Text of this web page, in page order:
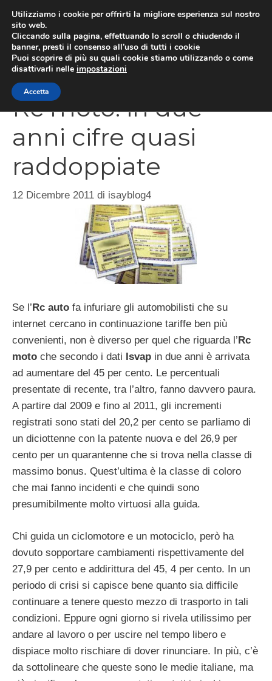
contenuto
Rc moto: in due
anni cifre quasi
raddoppiate
12 Dicembre 2011 di isayblog4
Se l’ Rc auto fa infuriare gli automobilisti che su
internet cercano in continuazione tariffe ben più
convenienti, non è diverso per quel che riguarda l’ Rc
moto che secondo i dati Isvap in due anni è arrivata
ad aumentare del 45 per cento. Le percentuali
presentate di recente, tra l’altro, fanno davvero paura.
A partire dal 2009 e fino al 2011, gli incrementi
registrati sono stati del 20,2 per cento se parliamo di
un diciottenne con la patente nuova e del 26,9 per
cento per un quarantenne che si trova nella classe di
massimo bonus. Quest’ultima è la classe di coloro
che mai fanno incidenti e che quindi sono
presumibilmente molto virtuosi alla guida.
Chi guida un ciclomotore e un motociclo, però ha
dovuto sopportare cambiamenti rispettivamente del
27,9 per cento e addirittura del 45, 4 per cento. In un
periodo di crisi si capisce bene quanto sia difficile
continuare a tenere questo mezzo di trasporto in tali
condizioni. Eppure ogni giorno si rivela utilissimo per
andare al lavoro o per uscire nel tempo libero e
dispiace molto rischiare di dover rinunciare. In più, c’è
da sottolineare che queste sono le medie italiane, ma
Utilizziamo i cookie per offrirti la migliore esperienza sul nostro
sito web.
Cliccando sulla pagina, effettuando lo scroll o chiudendo il
banner, presti il consenso all’uso di tutti i cookie
Puoi scoprire di più su quali cookie stiamo utilizzando o come
disattivarli nelle impostazioni
Accetta